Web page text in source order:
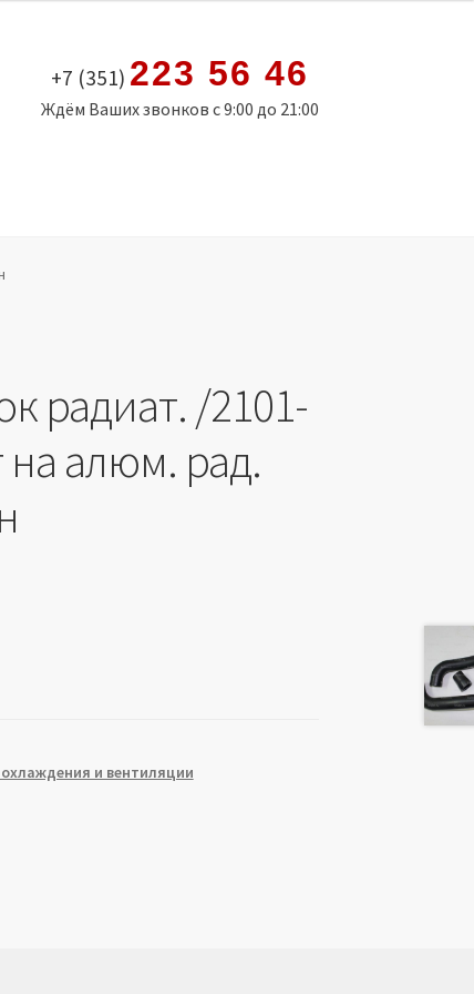
+7 (351) 223 56 46
Ждём Ваших звонков с 9:00 до 21:00
радиат. /2101-
на алюм. рад.
и вентиляции